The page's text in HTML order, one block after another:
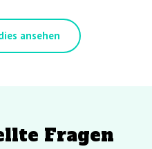
ansehen
Fragen